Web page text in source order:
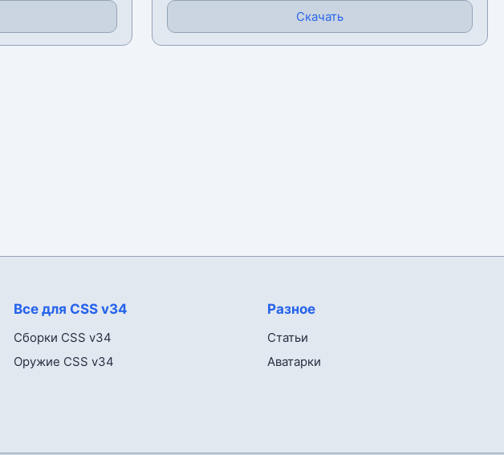
Скачать
Все для CSS v34
Сборки CSS v34
Оружие CSS v34
Разное
Статьи
Аватарки